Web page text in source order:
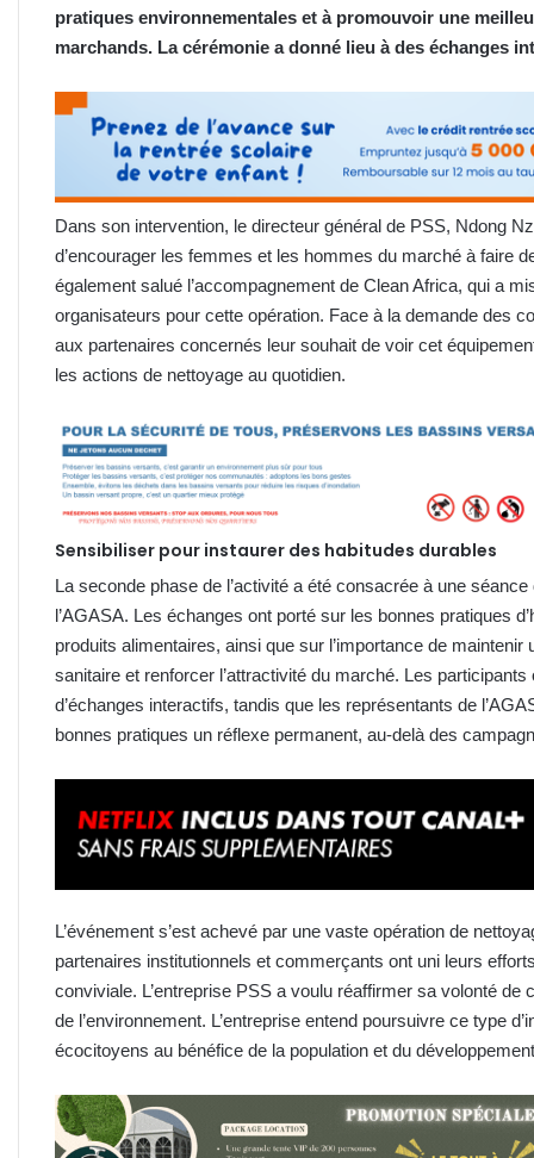
pratiques environnementales et à promouvoir une
marchands. La cérémonie a donné lieu à des échanges
Dans son intervention, le directeur général de PSS, Ndong
d’encourager les femmes et les hommes du marché à faire
également salué l’accompagnement de Clean Africa, qui a
organisateurs pour cette opération. Face à la demande des
aux partenaires concernés leur souhait de voir cet
les actions de nettoyage au quotidien.
Sensibiliser pour instaurer des habitudes durables
La seconde phase de l’activité a été consacrée à une
l’AGASA. Les échanges ont porté sur les bonnes pratiques
produits alimentaires, ainsi que sur l’importance de
sanitaire et renforcer l’attractivité du marché. Les
d’échanges interactifs, tandis que les représentants de
bonnes pratiques un réflexe permanent, au-delà des
L’événement s’est achevé par une vaste opération de
partenaires institutionnels et commerçants ont uni leurs
conviviale. L’entreprise PSS a voulu réaffirmer sa volonté de
de l’environnement. L’entreprise entend poursuivre ce type
écocitoyens au bénéfice de la population et du